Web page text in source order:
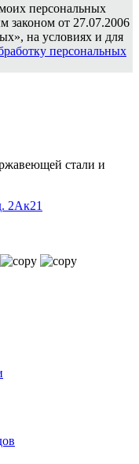
персональных
законом от 27.07.2006
на условиях и для
персональных
стали и
2Ак21